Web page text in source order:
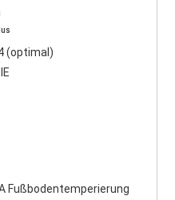
(optimal)
Fußbodentemperierung